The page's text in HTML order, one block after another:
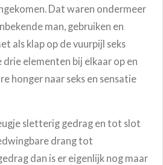
Dat waren ondermeer
man, gebruiken en
als klap op de vuurpijl seks
elementen bij elkaar op en
honger naar seks en sensatie
sletterig gedrag en tot slot
drang tot
dan is er eigenlijk nog maar